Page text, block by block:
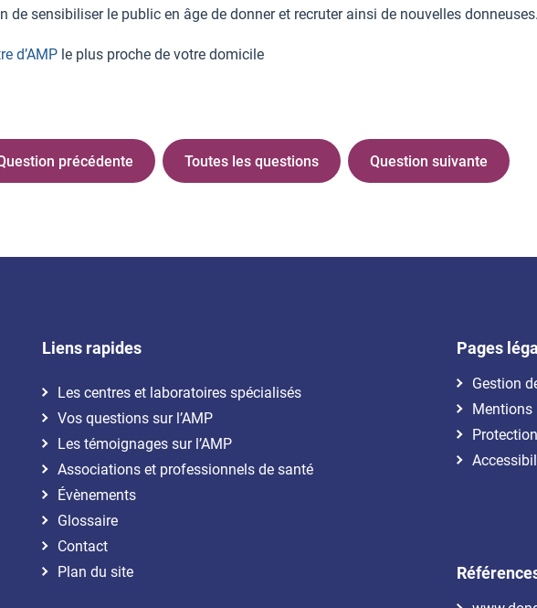
de sensibiliser le public en âge de donner et recruter ainsi de nouvelles donneuses.
d’AMP le plus proche de votre domicile
précédente Toutes les questions Question suivante
Liens rapides
Les centres et laboratoires spécialisés
Vos questions sur l’AMP
Les témoignages sur l’AMP
Associations et professionnels de santé
Évènements
Glossaire
Contact
Plan du site
Pages
Gestion
Mentions